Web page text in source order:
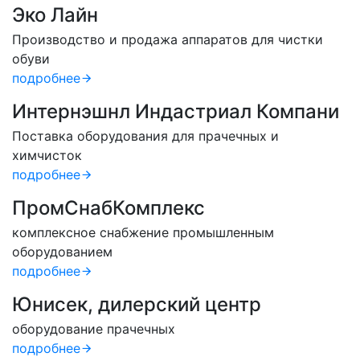
Эко Лайн
Производство и продажа аппаратов для чистки
обуви
подробнее
Интернэшнл Индастриал Компани
Поставка оборудования для прачечных и
химчисток
подробнее
ПромСнабКомплекс
комплексное снабжение промышленным
оборудованием
подробнее
Юнисек, дилерский центр
оборудование прачечных
подробнее